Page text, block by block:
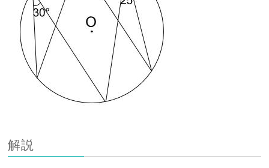
解説